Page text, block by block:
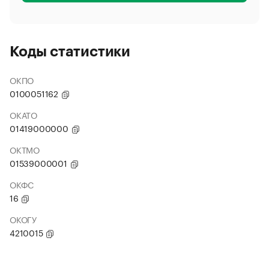
Коды статистики
ОКПО
0100051162
ОКАТО
01419000000
ОКТМО
01539000001
ОКФС
16
ОКОГУ
4210015